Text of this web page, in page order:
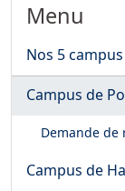
Menu
Nos 5 campus
Campus de
Demande
Campus de